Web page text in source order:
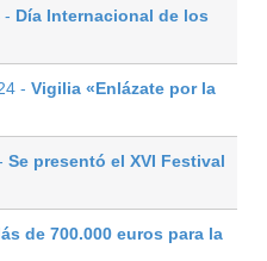
- Día Internacional de los
- Vigilia «Enlázate por la
Se presentó el XVI Festival
de 700.000 euros para la